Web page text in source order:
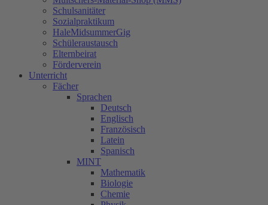
Schulsanitäter
Sozialpraktikum
HaleMidsummerGig
Schüleraustausch
Elternbeirat
Förderverein
Unterricht
Fächer
Sprachen
Deutsch
Englisch
Französisch
Latein
Spanisch
MINT
Mathematik
Biologie
Chemie